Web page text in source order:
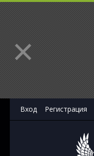
Вход Регистрация
×